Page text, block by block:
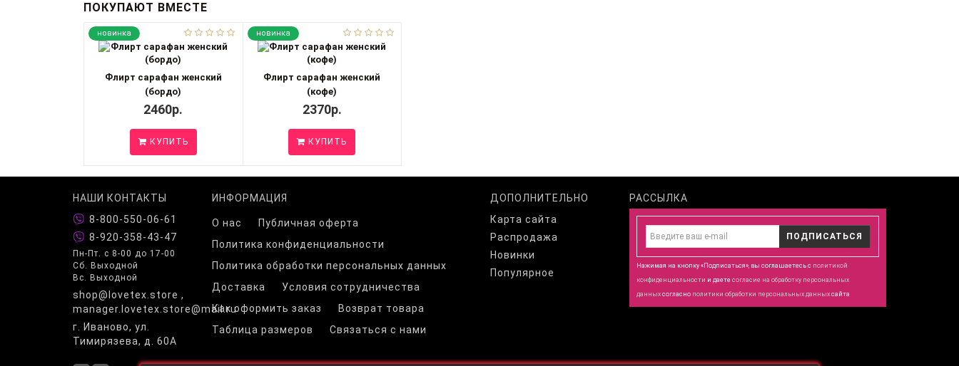
ПОКУПАЮТ ВМЕСТЕ
новинка
Флирт сарафан женский
(бордо)
2460р.
КУПИТЬ
новинка
Флирт сарафан женский
(кофе)
2370р.
КУПИТЬ
НАШИ КОНТАКТЫ
8-800-550-06-61
8-920-358-43-47
Пн-Пт. с 8-00 до 17-00
Сб. Выходной
Вс. Выходной
shop@lovetex.store ,
manager.lovetex.store@mail.ru
г. Иваново, ул.
Тимирязева, д. 60А
ИНФОРМАЦИЯ
О нас
Публичная оферта
Политика конфиденциальности
Политика обработки персональных данных
Доставка
Условия сотрудничества
Как оформить заказ
Возврат товара
Таблица размеров
Связаться с нами
ДОПОЛНИТЕЛЬНО
Карта сайта
Распродажа
Новинки
Популярное
РАССЫЛКА
ПОДПИСАТЬСЯ
Нажимая на кнопку «Подписаться», вы соглашаетесь с политикой
конфиденциальности и даете согласие на обработку персональных
данных согласно политики обработки персональных данных сайта